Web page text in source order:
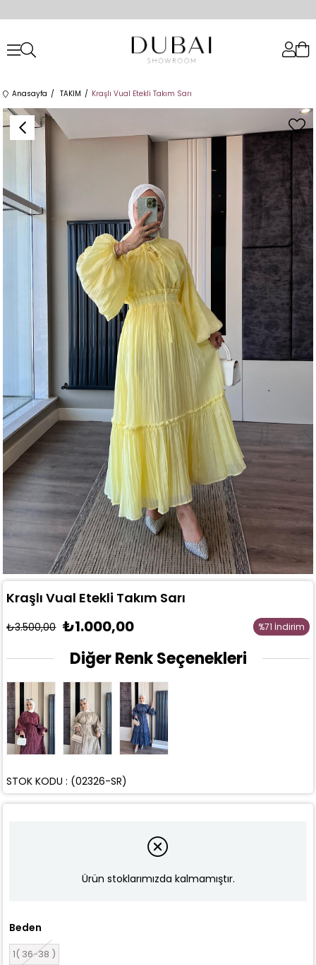
Anasayfa TAKIM Kraşlı Vual Etekli Takım Sarı
Kraşlı Vual Etekli Takım Sarı
₺3.500,00 ₺1.000,00 %71 İndirim
Diğer Renk Seçenekleri
(02326-SR)
STOK KODU
Ürün stoklarımızda kalmamıştır.
Beden
1( 36-38 )